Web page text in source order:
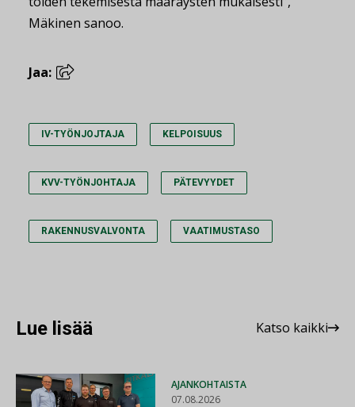
Mäkinen sanoo.
Jaa:
IV-TYÖNJOJTAJA KELPOISUUS
KVV-TYÖNJOHTAJA PÄTEVYYDET
RAKENNUSVALVONTA VAATIMUSTASO
Lue lisää Katso kaikki
AJANKOHTAISTA
07.08.2026